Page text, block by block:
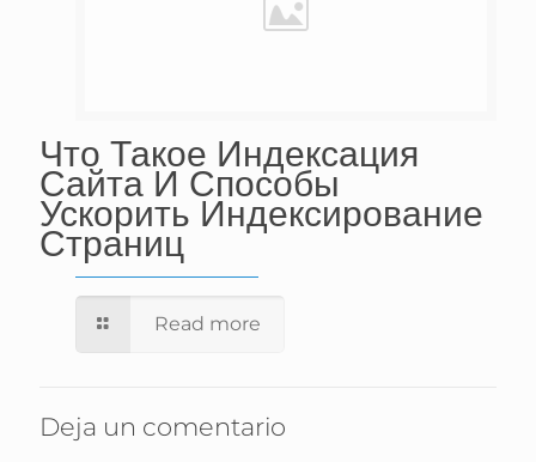
Что Такое Индексация
Сайта И Способы
Ускорить Индексирование
Страниц
Read more
Deja un comentario